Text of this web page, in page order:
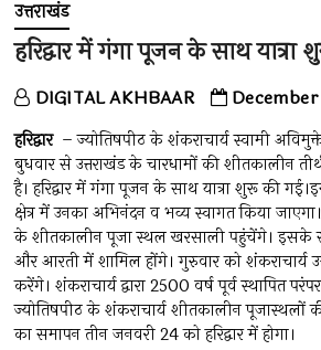
उत्तराखंड
हरिद्वार में गंगा पूजन के साथ
DIGITAL AKHBAAR
हरिद्वार – ज्योतिषपीठ के शंकराचार्य स्वामी
बुधवार से उत्तराखंड के चारधामों की शीतकालीन
है। हरिद्वार में गंगा पूजन के साथ यात्रा शुरू की
क्षेत्र में उनका अभिनंदन व भव्य स्वागत किया
के शीतकालीन पूजा स्थल खरसाली पहुंचेंगे। इसके
और आरती में शामिल होंगे। गुरुवार को शंकराचार्य
करेंगे। शंकराचार्य द्वारा 2500 वर्ष पूर्व स्थापित
ज्योतिषपीठ के शंकराचार्य शीतकालीन पूजास्थलों की
का समापन तीन जनवरी 24 को हरिद्वार में होगा।